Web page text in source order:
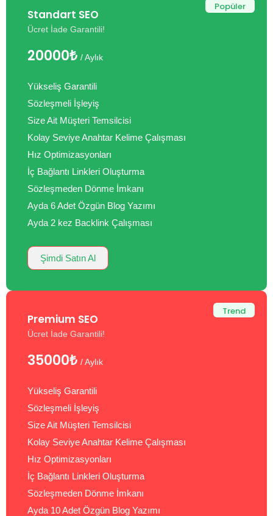
Standart SEO
Popüler
Ücret İade Garantili!
20000₺ / Aylık
Yükseliş Garantili
Sözleşmeli İşleyiş
Size Ait Müşteri Temsilcisi
Kolay Seviye Anahtar Kelime Çalışması
Hız Optimizasyonları
İç Bağlantı Linkleri Oluşturma
Sözleşmeden Dönme İmkanı
Ayda 6 Adet Özgün Blog Yazımı
Ayda 2 kez Backlink Çalışması
Şimdi Satın Al
Premium SEO
Trend
Ücret İade Garantili!
35000₺ / Aylık
Yükseliş Garantili
Sözleşmeli İşleyiş
Size Ait Müşteri Temsilcisi
Kolay Seviye Anahtar Kelime Çalışması
Hız Optimizasyonları
İç Bağlantı Linkleri Oluşturma
Sözleşmeden Dönme İmkanı
Ayda 10 Adet Özgün Blog Yazımı